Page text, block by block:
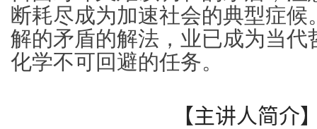
断耗尽成为加速社会的典型症候
解的矛盾的解法，业已成为当代
化学不可回避的任务。
【主讲人简介